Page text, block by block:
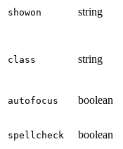
showon string
class string
autofocus boolean
spellcheck boolean